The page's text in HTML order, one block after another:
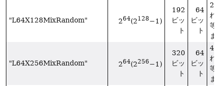
"L64X128MixRandom" 264(2128−1)
192
ビッ
ト
64
ビッ
ト
2
れ
等
ま
"L64X256MixRandom" 264(2256−1)
320
ビッ
ト
64
ビッ
ト
4
れ
等
ま